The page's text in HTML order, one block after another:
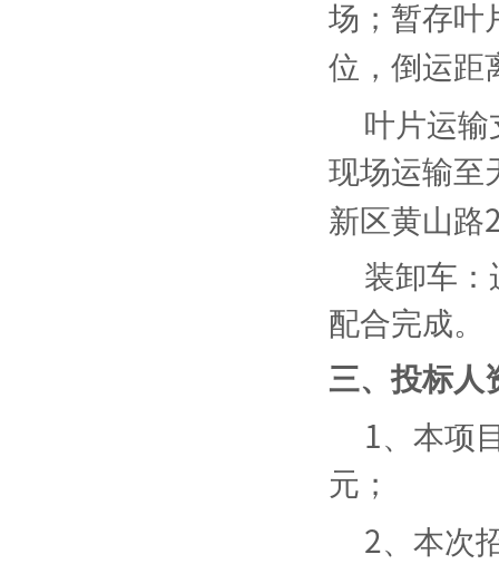
场；暂存叶
位，倒运距
叶片运输
现场运输至
新区黄山路
装卸车：
配合完成。
三、投标人
1 、本项
元；
2 、本次